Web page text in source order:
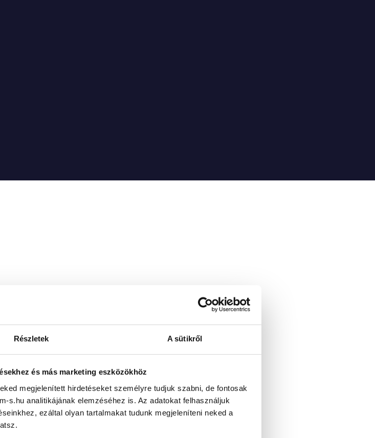
Részletek A sütikről
és más marketing eszközökhöz
megjelenített hirdetéseket személyre tudjuk szabni, de fontosak
s.hu analitikájának elemzéséhez is. Az adatokat felhasználjuk
ezáltal olyan tartalmakat tudunk megjeleníteni neked a